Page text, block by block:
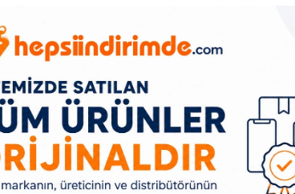
Ucu
işlenmiş veya ham ağaç yüzeylerde, kesme ve kısaltma,
üstün performans ve keskinlik sağlar.
ahşap talaşlarını hızlı tahliye ederek kesim kalitesini ve
kesici testereler sayesinde üstün dayanıklılık ve uzun kullanım
sert yüzeyli ahşapların kesilmesinde, şekilli kesimlerde pürüzsüz